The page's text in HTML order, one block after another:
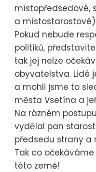
místopředsedové,
a
Pokud nebude
politiků,
tak jej nelze
obyvatelstva. Lidé
a mohli jsme to
města Vsetína a
Na rázném
vydělal pan
předsedu strany a
Tak co
této země!